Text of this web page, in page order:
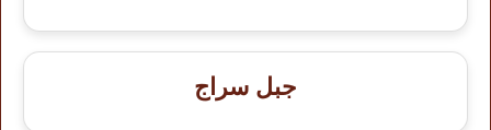
جبل سراج